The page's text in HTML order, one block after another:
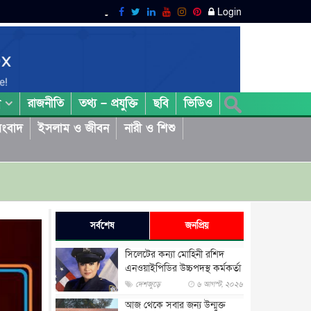
Login
রাজনীতি তথ্য – প্রযুক্তি ছবি
ভিডিও
ইসলাম ও জীবন
নারী ও শিশু
সর্বশেষ জনপ্রিয়
সিলেটের কন্যা মোহিনী রশিদ
এনওয়াইপিডির উচ্চপদস্থ কর্মকর্তা
দেশজুড়ে ৬ আগস্ট, ২০২৬
আজ থেকে সবার জন্য উন্মুক্ত